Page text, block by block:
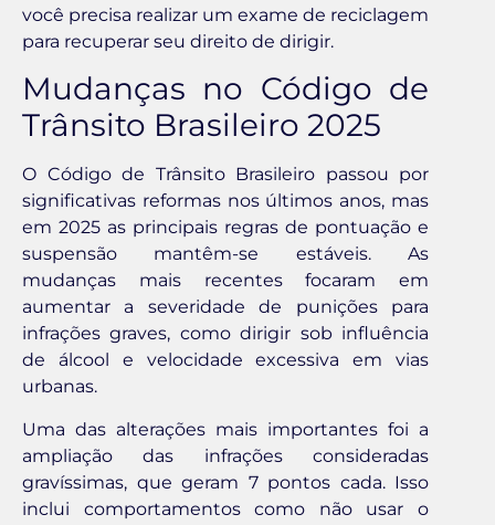
você precisa realizar um exame de reciclagem
para recuperar seu direito de dirigir.
Mudanças no Código de
Trânsito Brasileiro 2025
O Código de Trânsito Brasileiro passou por
significativas reformas nos últimos anos, mas
em 2025 as principais regras de pontuação e
suspensão mantêm-se estáveis. As
mudanças mais recentes focaram em
aumentar a severidade de punições para
infrações graves, como dirigir sob influência
de álcool e velocidade excessiva em vias
urbanas.
Uma das alterações mais importantes foi a
ampliação das infrações consideradas
gravíssimas, que geram 7 pontos cada. Isso
inclui comportamentos como não usar o